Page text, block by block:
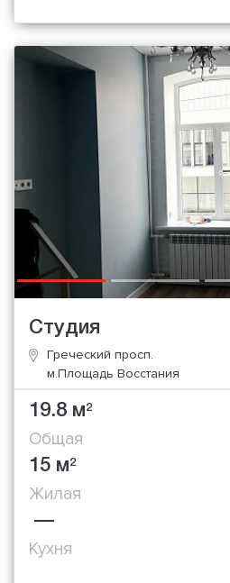
Студия
Греческий просп.
м.Площадь Восстания
19.8 м2
Общая
15 м2
Жилая
—
Кухня